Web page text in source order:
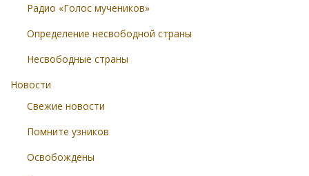
Радио «Голос мучеников»
Определение несвободной страны
Несвободные страны
Новости
Свежие новости
Помните узников
Освобождены